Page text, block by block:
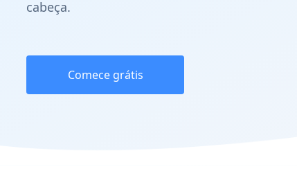
cabeça.
Comece grátis